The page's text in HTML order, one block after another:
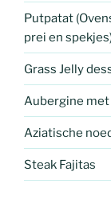
Putpatat
prei en
Grass Jelly
Aubergine
Aziatische
Steak Fajitas